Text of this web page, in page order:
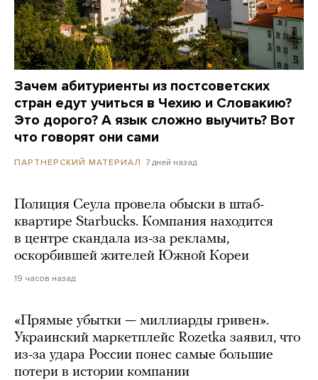
Зачем абитуриенты из постсоветских
стран едут учиться в Чехию и Словакию?
Это дорого? А язык сложно выучить? Вот
что говорят они сами
ПАРТНЕРСКИЙ МАТЕРИАЛ 7 дней назад
Полиция Сеула провела обыски в штаб-
квартире Starbucks. Компания находится
в центре скандала из-за рекламы,
оскорбившей жителей Южной Кореи
19 часов назад
«Прямые убытки — миллиарды гривен».
Украинский маркетплейс Rozetka заявил, что
из-за удара России понес самые большие
потери в истории компании